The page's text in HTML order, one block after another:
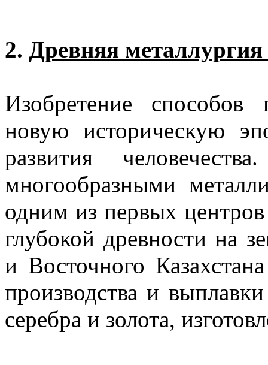
2. Древняя
Изобретение способов
новую историческую
развития
многообразными
одним из первых
глубокой древности на
и Восточного
производства и
серебра и золота,